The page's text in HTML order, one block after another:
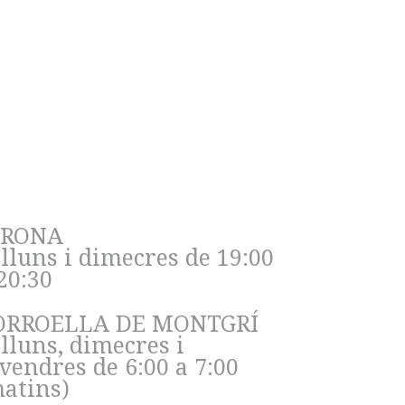
i dimecres de 19:00
DE MONTGRÍ
dimecres i
de 6:00 a 7:00